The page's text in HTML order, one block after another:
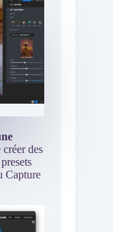
des
Capture